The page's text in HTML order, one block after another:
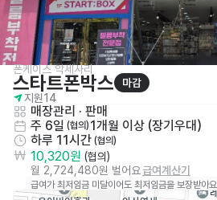
폰케이스 악세사리
스타트폰박스
마감
지원14
매장관리 · 판매
주 6일 (협의) 1개월 이상 (장기우대)
하루 11시간 (협의)
10,320원 (협의)
월 2,724,480원 벌어요급여계산기
급여가 최저임금 미달이어도 최저임금을 보장받아요